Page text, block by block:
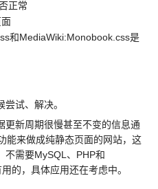
正常
和MediaWiki:Monobook.css是
试、解决。
新周期很慢甚至不变的信息通
能来做成纯静态页面的网站，这
不需要MySQL、PHP和
的，具体应用还在考虑中。